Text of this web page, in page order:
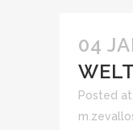
04
Posted at